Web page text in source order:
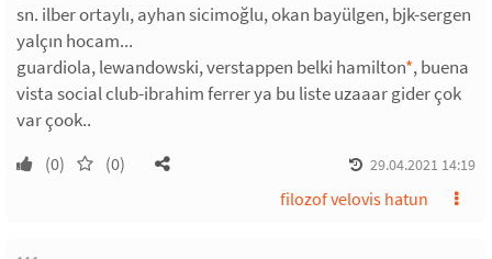
sn. ilber ortaylı, ayhan sicimoğlu, okan bayülgen, bjk-sergen
yalçın hocam...
guardiola, lewandowski, verstappen belki hamilton*, buena
vista social club-ibrahim ferrer ya bu liste uzaaar gider çok
var çook..
(0) (0) 29.04.2021 14:19
filozof velovis hatun